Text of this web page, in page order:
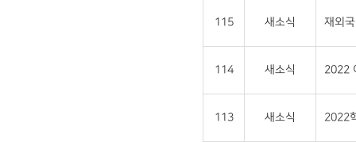
115 새소식 재외
114 새소식 2022
113 새소식 2022